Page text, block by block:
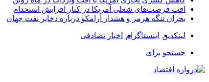
افت فرصت‌های شغلی آمریکا در کنار افزایش استخدام
بحران تنگه هرمز و هشدار آرامکو درباره ذخایر نفت جهان
لینکدین اینستاگرام اخبار تصادفی
جستجو برای